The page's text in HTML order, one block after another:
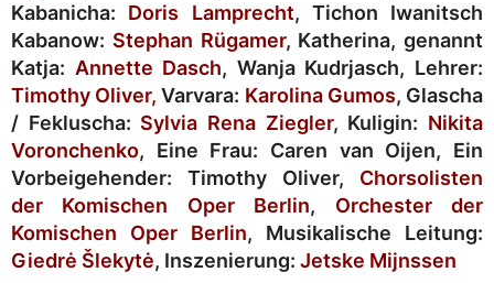
Kabanicha: Doris Lamprecht, Tichon Iwanitsch
Kabanow: Stephan Rügamer, Katherina, genannt
Katja: Annette Dasch, Wanja Kudrjasch, Lehrer:
Timothy Oliver, Varvara: Karolina Gumos, Glascha
/ Fekluscha: Sylvia Rena Ziegler, Kuligin: Nikita
Voronchenko, Eine Frau: Caren van Oijen, Ein
Vorbeigehender: Timothy Oliver, Chorsolisten
der Komischen Oper Berlin, Orchester der
Komischen Oper Berlin, Musikalische Leitung:
Giedrė Šlekytė, Inszenierung: Jetske Mijnssen